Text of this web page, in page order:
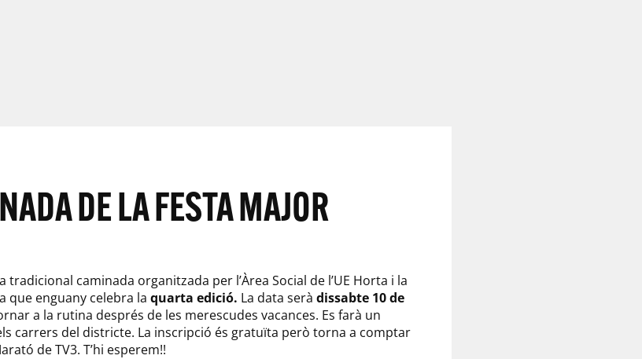
DE LA FESTA MAJOR
caminada organitzada per l’Àrea Social de l’UE Horta i la
que enguany celebra la quarta edició. La data serà dissabte 10 de
a la rutina després de les merescudes vacances. Es farà un
carrers del districte. La inscripció és gratuïta però torna a comptar
de TV3. T’hi esperem!!